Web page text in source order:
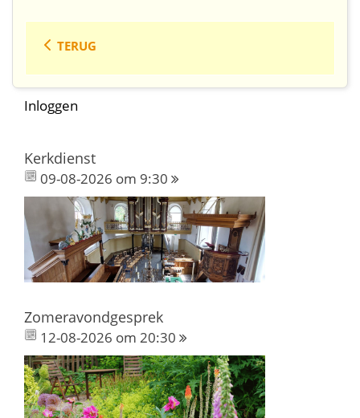
TERUG
Inloggen
Kerkdienst
09-08-2026 om 9:30
Zomeravondgesprek
12-08-2026 om 20:30